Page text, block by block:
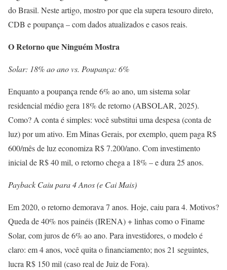
do Brasil. Neste artigo, mostro por que ela supera tesouro direto,
CDB e poupança – com dados atualizados e casos reais.
O Retorno que Ninguém Mostra
Solar: 18% ao ano vs. Poupança: 6%
Enquanto a poupança rende 6% ao ano, um sistema solar
residencial médio gera 18% de retorno (ABSOLAR, 2025).
Como? A conta é simples: você substitui uma despesa (conta de
luz) por um ativo. Em Minas Gerais, por exemplo, quem paga R$
600/mês de luz economiza R$ 7.200/ano. Com investimento
inicial de R$ 40 mil, o retorno chega a 18% – e dura 25 anos.
Payback Caiu para 4 Anos (e Cai Mais)
Em 2020, o retorno demorava 7 anos. Hoje, caiu para 4. Motivos?
Queda de 40% nos painéis (IRENA) + linhas como o Finame
Solar, com juros de 6% ao ano. Para investidores, o modelo é
claro: em 4 anos, você quita o financiamento; nos 21 seguintes,
lucra R$ 150 mil (caso real de Juiz de Fora).